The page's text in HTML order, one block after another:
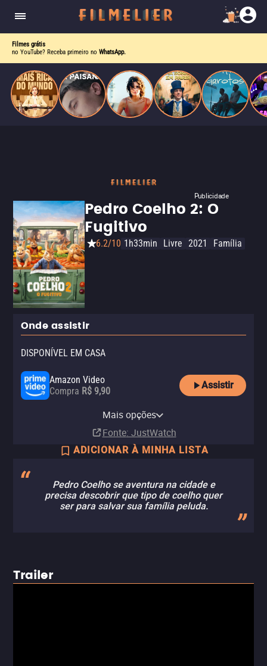
Filmes grátis
no YouTube? Receba primeiro no WhatsApp.
Publicidade
Pedro Coelho 2: O
Fugitivo
6.2/10 1h33min Livre 2021 Família
Onde assistir
DISPONÍVEL EM CASA
Amazon Video
Compra R$ 9,90
Assistir
R$ 24,90
R$ 6,90Mais opções
Fonte: JustWatch
ADICIONAR À MINHA LISTA
Pedro Coelho se aventura na cidade e
precisa descobrir que tipo de coelho quer
ser para salvar sua família peluda.
Trailer
do
Mundo